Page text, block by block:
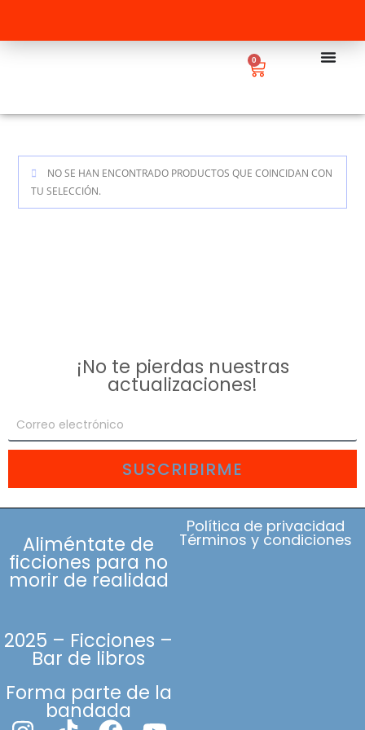
0
NO SE HAN ENCONTRADO PRODUCTOS QUE COINCIDAN CON
TU SELECCIÓN.
¡No te pierdas nuestras
actualizaciones!
SUSCRIBIRME
Aliméntate de
ficciones para no
morir de realidad
2025 – Ficciones –
Bar de libros
Forma parte de la
bandada
Política de privacidad
Términos y condiciones